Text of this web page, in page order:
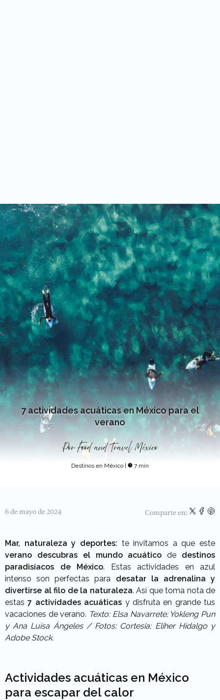
7 actividades acuáticas en México para el
verano
Por Food and Travel México
Destinos en México 7 min
6 de mayo de 2024 Comparte en:
Mar, naturaleza y deportes: te invitamos a que este
verano descubras el mundo acuático de destinos
paradisíacos de México. Estas actividades en azul
intenso son perfectas para desatar la adrenalina y
divertirse al filo de la naturaleza. Así que toma nota de
estas7 actividades acuáticas y disfruta en grande tus
vacaciones de verano. Texto: Elsa Navarrete; Yokleng Pun
y Ana Luisa Ángeles / Fotos: Cortesía; Eliher Hidalgo y
Adobe Stock.
Actividades acuáticas en México
para escapar del calor